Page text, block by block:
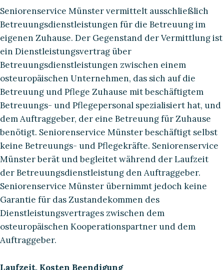
Seniorenservice Münster vermittelt ausschließlich
Betreuungsdienstleistungen für die Betreuung im
eigenen Zuhause. Der Gegenstand der Vermittlung ist
ein Dienstleistungsvertrag über
Betreuungsdienstleistungen zwischen einem
osteuropäischen Unternehmen, das sich auf die
Betreuung und Pflege Zuhause mit beschäftigtem
Betreuungs- und Pflegepersonal spezialisiert hat, und
dem Auftraggeber, der eine Betreuung für Zuhause
benötigt. Seniorenservice Münster beschäftigt selbst
keine Betreuungs- und Pflegekräfte. Seniorenservice
Münster berät und begleitet während der Laufzeit
der Betreuungsdienstleistung den Auftraggeber.
Seniorenservice Münster übernimmt jedoch keine
Garantie für das Zustandekommen des
Dienstleistungsvertrages zwischen dem
osteuropäischen Kooperationspartner und dem
Auftraggeber.
Laufzeit, Kosten Beendigung